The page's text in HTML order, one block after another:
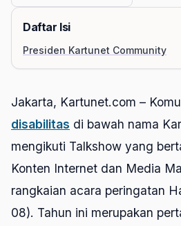
Daftar Isi
Presiden Kartunet Community
Jakarta, Kartunet.com –
disabilitas di bawah nama
mengikuti Talkshow yang
Konten Internet dan Media
rangkaian acara peringatan
08). Tahun ini merupakan